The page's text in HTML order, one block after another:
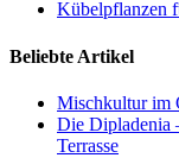
Kübelpflanzen
Beliebte Artikel
Mischkultur im
Die Dipladenia
Terrasse